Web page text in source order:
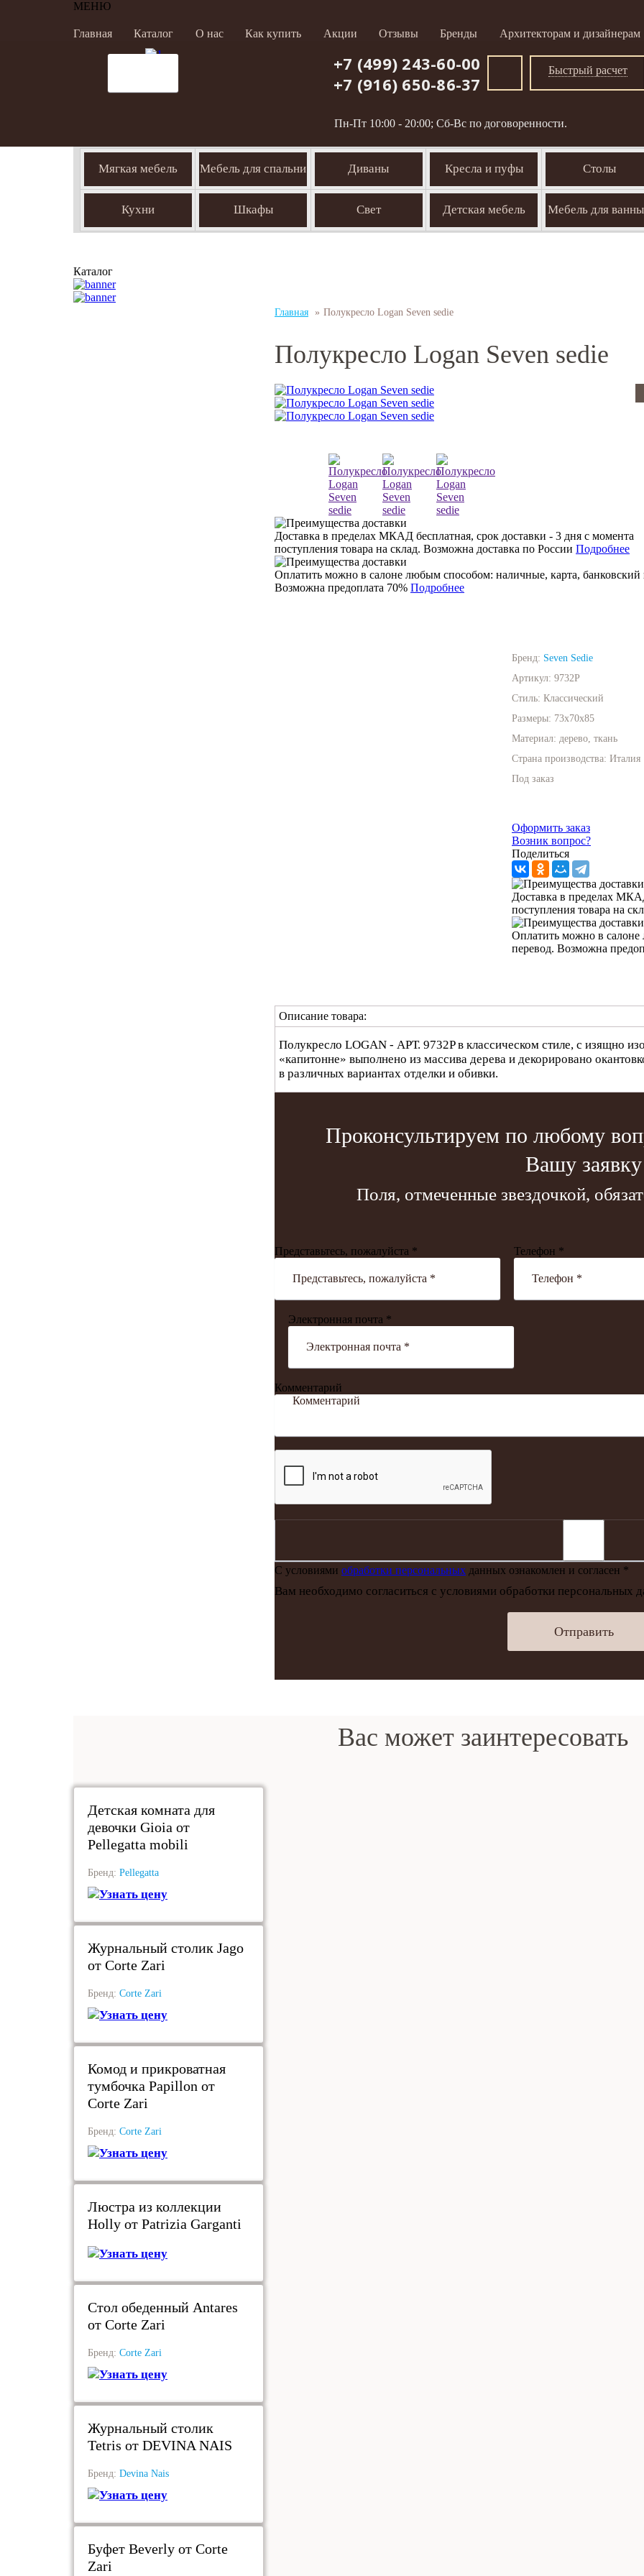
МЕНЮ
Главная Каталог О нас Как купить Акции Отзывы Бренды Архитекторам и дизайнерам
Пн-Пт 10:00 - 20:00; Сб-Вс по договоренности.
+7 (499) 243-60-00
+7 (916) 650-86-37
Быстрый расчет
Мягкая мебель Мебель для спальни Диваны Кресла и пуфы Столы
Кухни Шкафы Свет Детская мебель Мебель для
Каталог
Главная » Полукресло Logan Seven sedie
Полукресло Logan Seven sedie
Доставка в пределах МКАД бесплатная, срок доставки - 3 дня с момента
поступления товара на склад. Возможна доставка по России Подробнее
Оплатить можно в салоне любым способом: наличные, карта, банковский
Возможна предоплата 70% Подробнее
Бренд: Seven Sedie
Артикул: 9732P
Стиль: Классический
Размеры: 73x70x85
Материал: дерево, ткань
Страна производства: Италия
Под заказ
Оформить заказ
Возник вопрос?
Поделиться
Доставка в пределах
поступления товара на
Оплатить можно в
перевод. Возможна
Описание товара:
Полукресло LOGAN - АРТ. 9732P в классическом стиле, с изящно
«капитонне» выполнено из массива дерева и декорировано
в различных вариантах отделки и обивки.
Проконсультируем по любому
Вашу заявку
Поля, отмеченные звездочкой,
Представьтесь, пожалуйста * Телефон *
Электронная почта *
Комментарий
С условиями обработки персональных данных ознакомлен и согласен *
Вам необходимо согласиться с условиями обработки персональных
Отправить
Вас может заинтересовать
Детская комната для
девочки Gioia от
Pellegatta mobili
Бренд: Pellegatta
Узнать цену
Журнальный столик Jago
от Corte Zari
Бренд: Corte Zari
Узнать цену
Комод и прикроватная
тумбочка Papillon от
Corte Zari
Бренд: Corte Zari
Узнать цену
Люстра из коллекции
Holly от Patrizia Garganti
Узнать цену
Стол обеденный Antares
от Corte Zari
Бренд: Corte Zari
Узнать цену
Журнальный столик
Tetris от DEVINA NAIS
Бренд: Devina Nais
Узнать цену
Буфет Beverly от Corte
Zari